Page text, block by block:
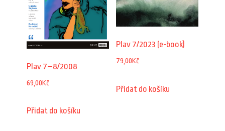
Plav 7–8/2008
69,00Kč
Přidat do košíku
Plav 7/2023 (e-book)
79,00Kč
Přidat do košíku